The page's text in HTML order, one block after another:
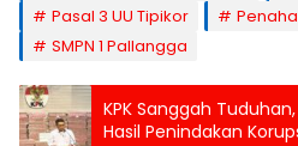
Pasal 3 UU Tipikor
SMPN 1 Pallangga
KPK Sanggah
Hasil Penindakan